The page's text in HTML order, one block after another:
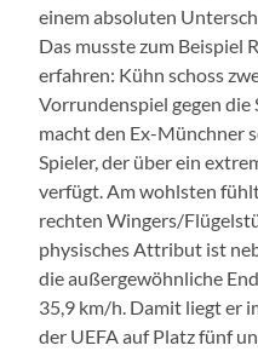
einem absoluten
Das musste zum Beispiel
erfahren: Kühn schoss
Vorrundenspiel gegen die
macht den Ex-Münchner
Spieler, der über ein
verfügt. Am wohlsten
rechten Wingers/
physisches Attribut ist
die außergewöhnliche
35,9 km/h. Damit liegt er
der UEFA auf Platz fünf